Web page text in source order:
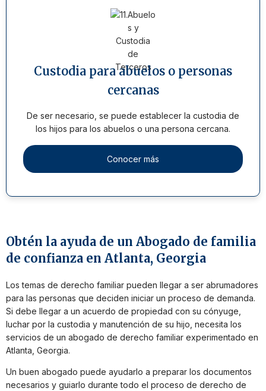
Custodia para abuelos o personas
cercanas
De ser necesario, se puede establecer la custodia de
los hijos para los abuelos o una persona cercana.
Conocer más
Obtén la ayuda de un Abogado de familia
de confianza en Atlanta, Georgia
Los temas de derecho familiar pueden llegar a ser abrumadores
para las personas que deciden iniciar un proceso de demanda.
Si debe llegar a un acuerdo de propiedad con su cónyuge,
luchar por la custodia y manutención de su hijo, necesita los
servicios de un abogado de derecho familiar experimentado en
Atlanta, Georgia.
Un buen abogado puede ayudarlo a preparar los documentos
necesarios y guiarlo durante todo el proceso de derecho de